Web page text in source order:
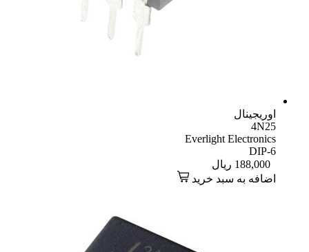
اوریجینال
4N25
Everlight Electronics
DIP-6
188,000 ریال
اضافه به سبد خرید